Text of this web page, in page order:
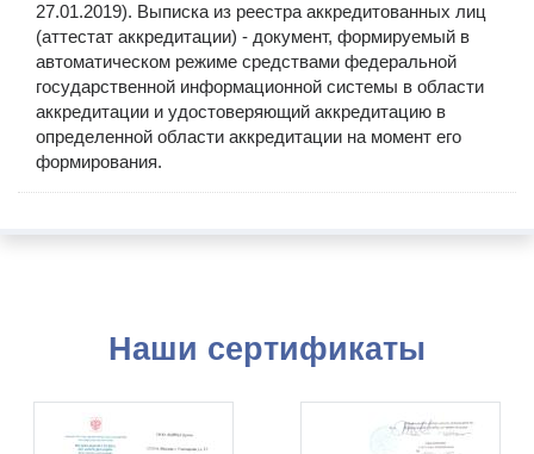
27.01.2019). Выписка из реестра аккредитованных лиц
(аттестат аккредитации) - документ, формируемый в
автоматическом режиме средствами федеральной
государственной информационной системы в области
аккредитации и удостоверяющий аккредитацию в
определенной области аккредитации на момент его
формирования.
Наши сертификаты